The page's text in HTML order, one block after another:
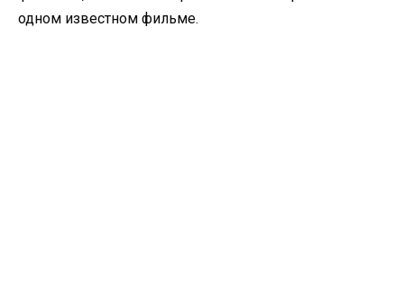
одном известном фильме.